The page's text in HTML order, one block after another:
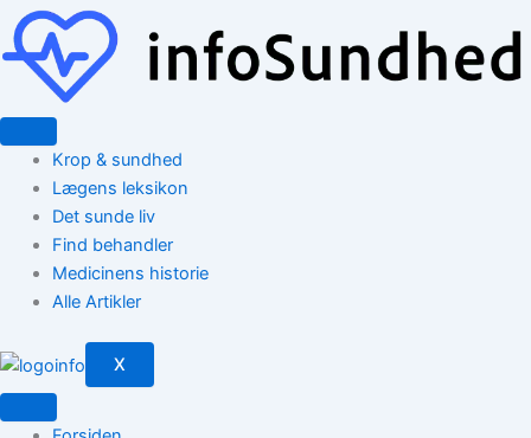
indholdet
Krop & sundhed
Lægens leksikon
Det sunde liv
Find behandler
Medicinens historie
Alle Artikler
X